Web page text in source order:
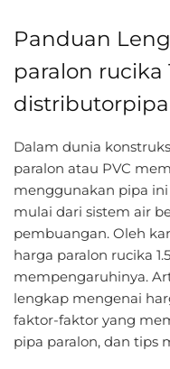
Panduan
paralon rucika
Dalam dunia
paralon atau PVC
menggunakan pipa
mulai dari sistem air
pembuangan. Oleh
harga paralon rucika
mempengaruhinya.
lengkap mengenai
faktor-faktor yang
pipa paralon, dan tips